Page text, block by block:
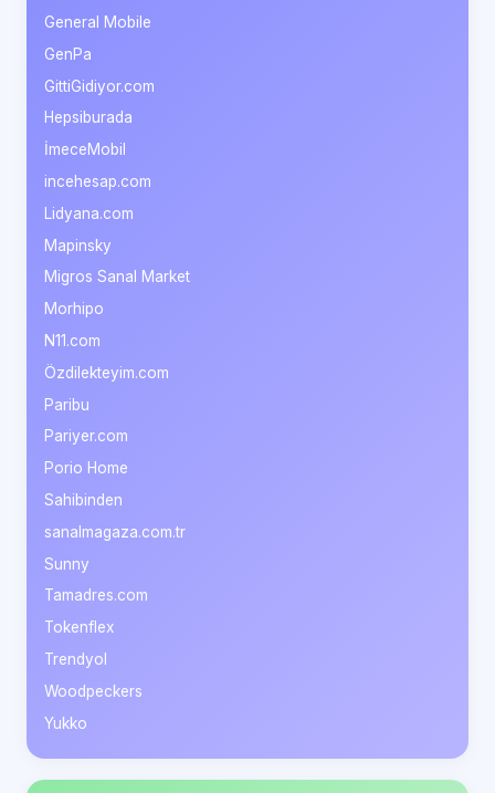
General Mobile
GenPa
GittiGidiyor.com
Hepsiburada
İmeceMobil
incehesap.com
Lidyana.com
Mapinsky
Migros Sanal Market
Morhipo
N11.com
Özdilekteyim.com
Paribu
Pariyer.com
Porio Home
Sahibinden
sanalmagaza.com.tr
Sunny
Tamadres.com
Tokenflex
Trendyol
Woodpeckers
Yukko